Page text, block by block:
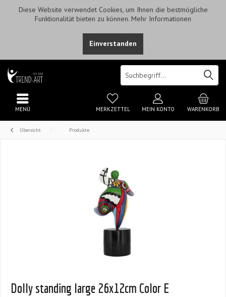
Diese Website verwendet Cookies, um Ihnen die bestmögliche
Funktionalität bieten zu können. Mehr Informationen
Einverstanden
WARENKORB
MERKZETTEL MEIN KONTO
MENÜ
Übersicht Produkte
Dolly standing large 26x12cm Color E